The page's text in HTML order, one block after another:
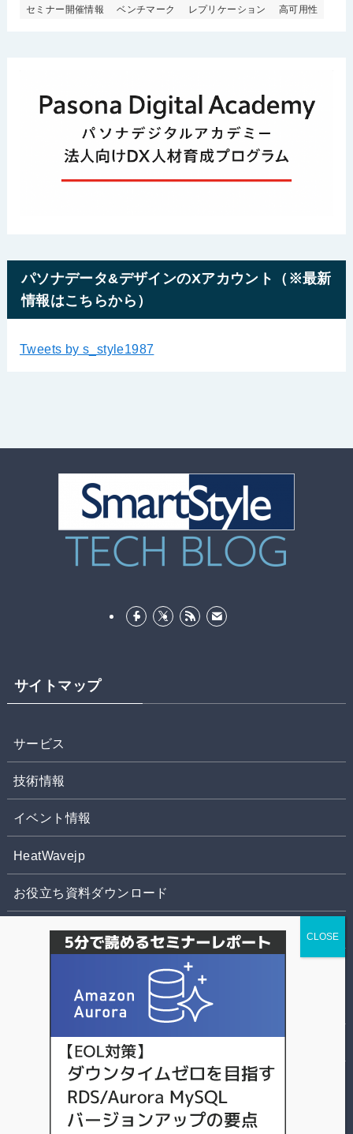
セミナー開催情報
ベンチマーク レプリケーション 高可用性
パソナデータ&デザインのXアカウント（※最新
情報はこちらから）
Tweets by s_style1987
サイトマップ
サービス
技術情報
イベント情報
HeatWavejp
お役立ち資料ダウンロード
お問合せ
株式会社パソナデータ&デザイン
個人情報の取扱いについて
©スマートスタイル TECH BLOG.